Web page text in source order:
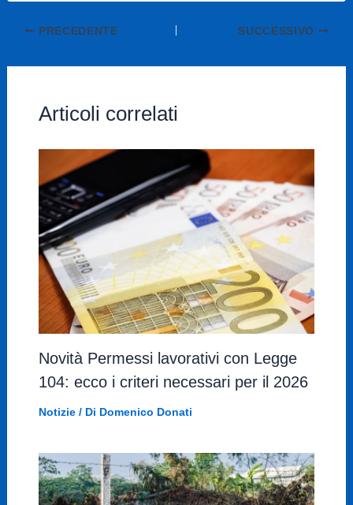
PRECEDENTE SUCCESSIVO
Articoli correlati
Novità Permessi lavorativi con Legge
104: ecco i criteri necessari per il 2026
Notizie/ Di Domenico Donati